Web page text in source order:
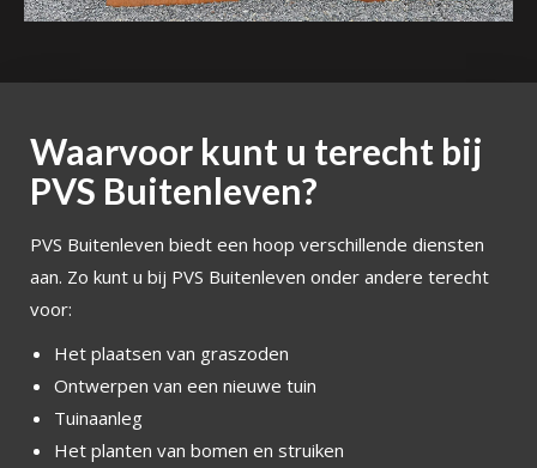
Waarvoor kunt u terecht bij
PVS Buitenleven?
PVS Buitenleven biedt een hoop verschillende diensten
aan. Zo kunt u bij PVS Buitenleven onder andere terecht
voor:
Het plaatsen van graszoden
Ontwerpen van een nieuwe tuin
Tuinaanleg
Het planten van bomen en struiken